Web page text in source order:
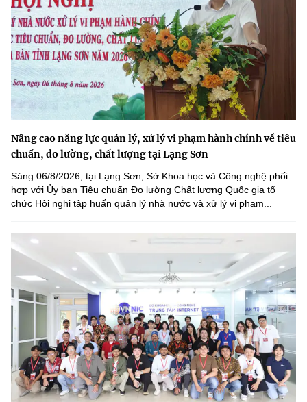
Nâng cao năng lực quản lý, xử lý vi phạm hành chính về tiêu
chuẩn, đo lường, chất lượng tại Lạng Sơn
Sáng 06/8/2026, tại Lạng Sơn, Sở Khoa học và Công nghệ phối
hợp với Ủy ban Tiêu chuẩn Đo lường Chất lượng Quốc gia tổ
chức Hội nghị tập huấn quản lý nhà nước và xử lý vi phạm...